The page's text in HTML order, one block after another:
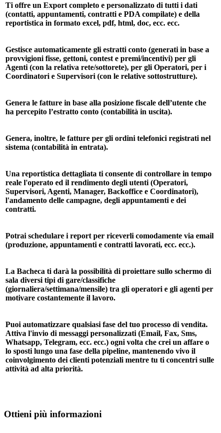
Ti offre un Export completo e personalizzato di tutti i dati
(contatti, appuntamenti, contratti e PDA compilate) e della
reportistica in formato excel, pdf, html, doc, ecc. ecc.
Gestisce automaticamente gli estratti conto (generati in base a
provvigioni fisse, gettoni, contest e premi/incentivi) per gli
Agenti (con la relativa rete/sottorete), per gli Operatori, per i
Coordinatori e Supervisori (con le relative sottostrutture).
Genera le fatture in base alla posizione fiscale dell’utente che
ha percepito l’estratto conto (contabilità in uscita).
Genera, inoltre, le fatture per gli ordini telefonici registrati nel
sistema (contabilità in entrata).
Una reportistica dettagliata ti consente di controllare in tempo
reale l'operato ed il rendimento degli utenti (Operatori,
Supervisori, Agenti, Manager, Backoffice e Coordinatori),
l'andamento delle campagne, degli appuntamenti e dei
contratti.
Potrai schedulare i report per riceverli comodamente via email
(produzione, appuntamenti e contratti lavorati, ecc. ecc.).
La Bacheca ti darà la possibilità di proiettare sullo schermo di
sala diversi tipi di gare/classifiche
(giornaliera/settimana/mensile) tra gli operatori e gli agenti per
motivare costantemente il lavoro.
Puoi automatizzare qualsiasi fase del tuo processo di vendita.
Attiva l'invio di messaggi personalizzati (Email, Fax, Sms,
Whatsapp, Telegram, ecc. ecc.) ogni volta che crei un affare o
lo sposti lungo una fase della pipeline, mantenendo vivo il
coinvolgimento dei clienti potenziali mentre tu ti concentri sulle
attività ad alta priorità.
Ottieni più informazioni